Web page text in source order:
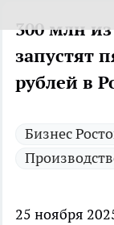
300 млн
запустят
рублей в
Бизнес
25 ноября